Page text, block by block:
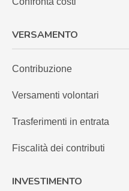
VERSAMENTO
Contribuzione
Versamenti volontari
Trasferimenti in entrata
Fiscalità dei contributi
INVESTIMENTO